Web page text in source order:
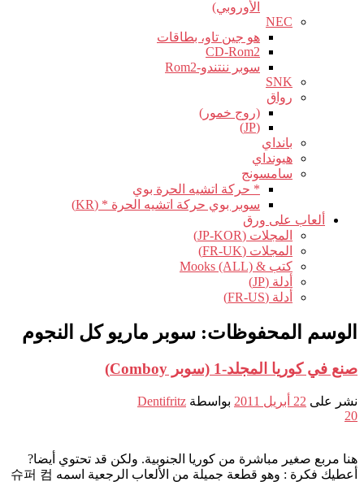
الأوروبي)
NEC
هو جين تاو، بطاقات
CD-Rom2
سوبر ننتندو-Rom2
SNK
رواق
(روج خمور)
(JP)
بانداي
هيونداي
سامسونج
* حركة اتشيه الحرة بوي
سوبر بوي حركة اتشيه الحرة * (KR)
ألعاب على ورق
المجلات (JP-KOR)
المجلات (FR-UK)
كتب & Mooks (ALL)
أدلة (JP)
أدلة (FR-US)
الوسم المحفوظات: سوبر ماريو كل النجوم
صنع في كوريا المجلد-1 (سوبر Comboy)
نشر على 22 أبريل 2011 بواسطة Dentifritz
20
هنا مربع صغير مباشرة من كوريا الجنوبية. ولكن قد تحتوي أيضا?
أعطيك فكرة : وهو قطعة جميلة من الألعاب الرجعية اسمه 슈퍼 컴